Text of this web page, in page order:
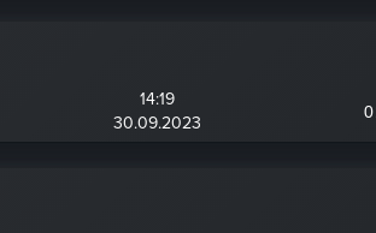
14:19
30.09.2023